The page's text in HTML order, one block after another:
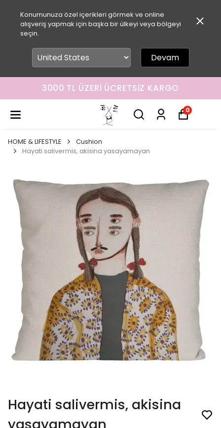
Konumunuza özel içerikleri görmek ve online
alışveriş yapmak için başka bir ülkeyi veya bölgeyi
seçin.
Devam
3000 TL ÜZERI ÜCRETSIZ KARGO
0
HOME & LIFESTYLE
Cushion
Hayati salivermis, akisina yasayamayan
Hayati salivermis, akisina
yasayamayan